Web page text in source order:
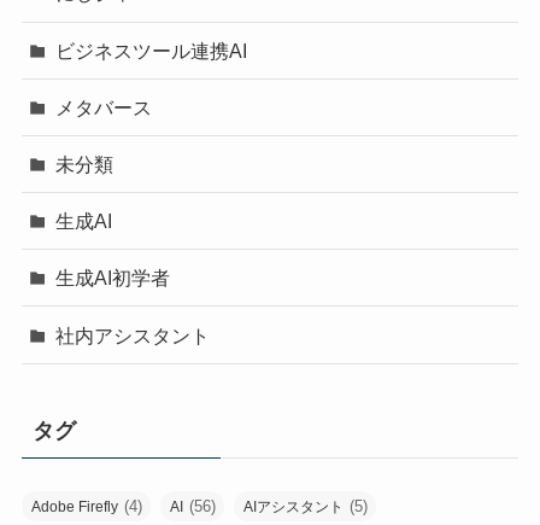
ビジネスツール連携AI
メタバース
未分類
生成AI
生成AI初学者
社内アシスタント
タグ
Adobe Firefly (4) AI (56) AIアシスタント (5)